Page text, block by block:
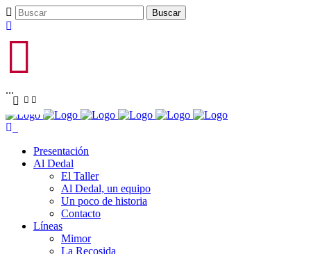
...
Presentación
Al Dedal
El Taller
Al Dedal, un equipo
Un poco de historia
Contacto
Líneas
Mimor
La Recosida